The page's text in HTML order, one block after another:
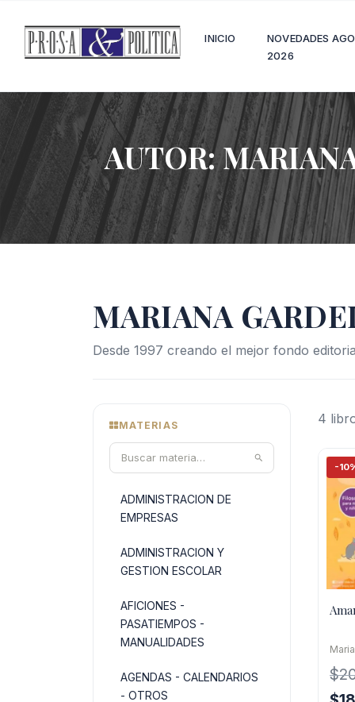
INICIO
NOVEDADES
2026
AUTOR:
MARIANA
Desde 1997 creando el mejor fondo
MATERIAS
ADMINISTRACION DE
EMPRESAS
ADMINISTRACION Y
GESTION ESCOLAR
AFICIONES -
PASATIEMPOS -
MANUALIDADES
AGENDAS - CALENDARIOS
- OTROS
4
-
$
El